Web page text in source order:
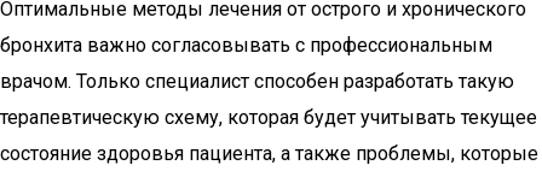
Оптимальные методы лечения от острого и хронического
бронхита важно согласовывать с профессиональным
врачом. Только специалист способен разработать такую
терапевтическую схему, которая будет учитывать текущее
состояние здоровья пациента, а также проблемы, которые